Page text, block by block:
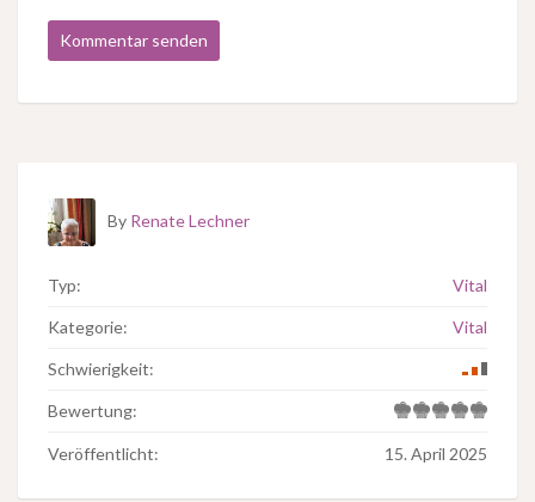
By Renate Lechner
Typ: Vital
Kategorie: Vital
Schwierigkeit:
Bewertung:
Veröffentlicht: 15. April 2025